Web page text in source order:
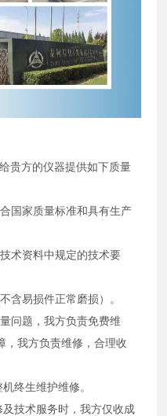
贵方的仪器提供如下质量
国家质量标准和具有生产
术资料中规定的技术要
含易损件正常磨损）。
问题，我方负责免费维
，我方负责维修，合理收
终生维护维修。
技术服务时，我方仅收成